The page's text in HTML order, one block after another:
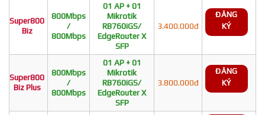
Super800
Biz
800Mbps
/
800Mbps
01 AP + 01
Mikrotik
RB760iGS/
EdgeRouter X
SFP
3.400.000đ
ĐĂNG
KÝ
Super800
Biz Plus
800Mbps
/
800Mbps
01 AP + 01
Mikrotik
RB760iGS/
EdgeRouter X
SFP
3.800.000đ
ĐĂNG
KÝ